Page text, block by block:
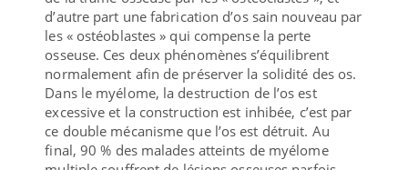
d’autre part une fabrication d’os sain nouveau par
les « ostéoblastes » qui compense la perte
osseuse. Ces deux phénomènes s’équilibrent
normalement afin de préserver la solidité des os.
Dans le myélome, la destruction de l’os est
excessive et la construction est inhibée, c’est par
ce double mécanisme que l’os est détruit. Au
final, 90 % des malades atteints de myélome